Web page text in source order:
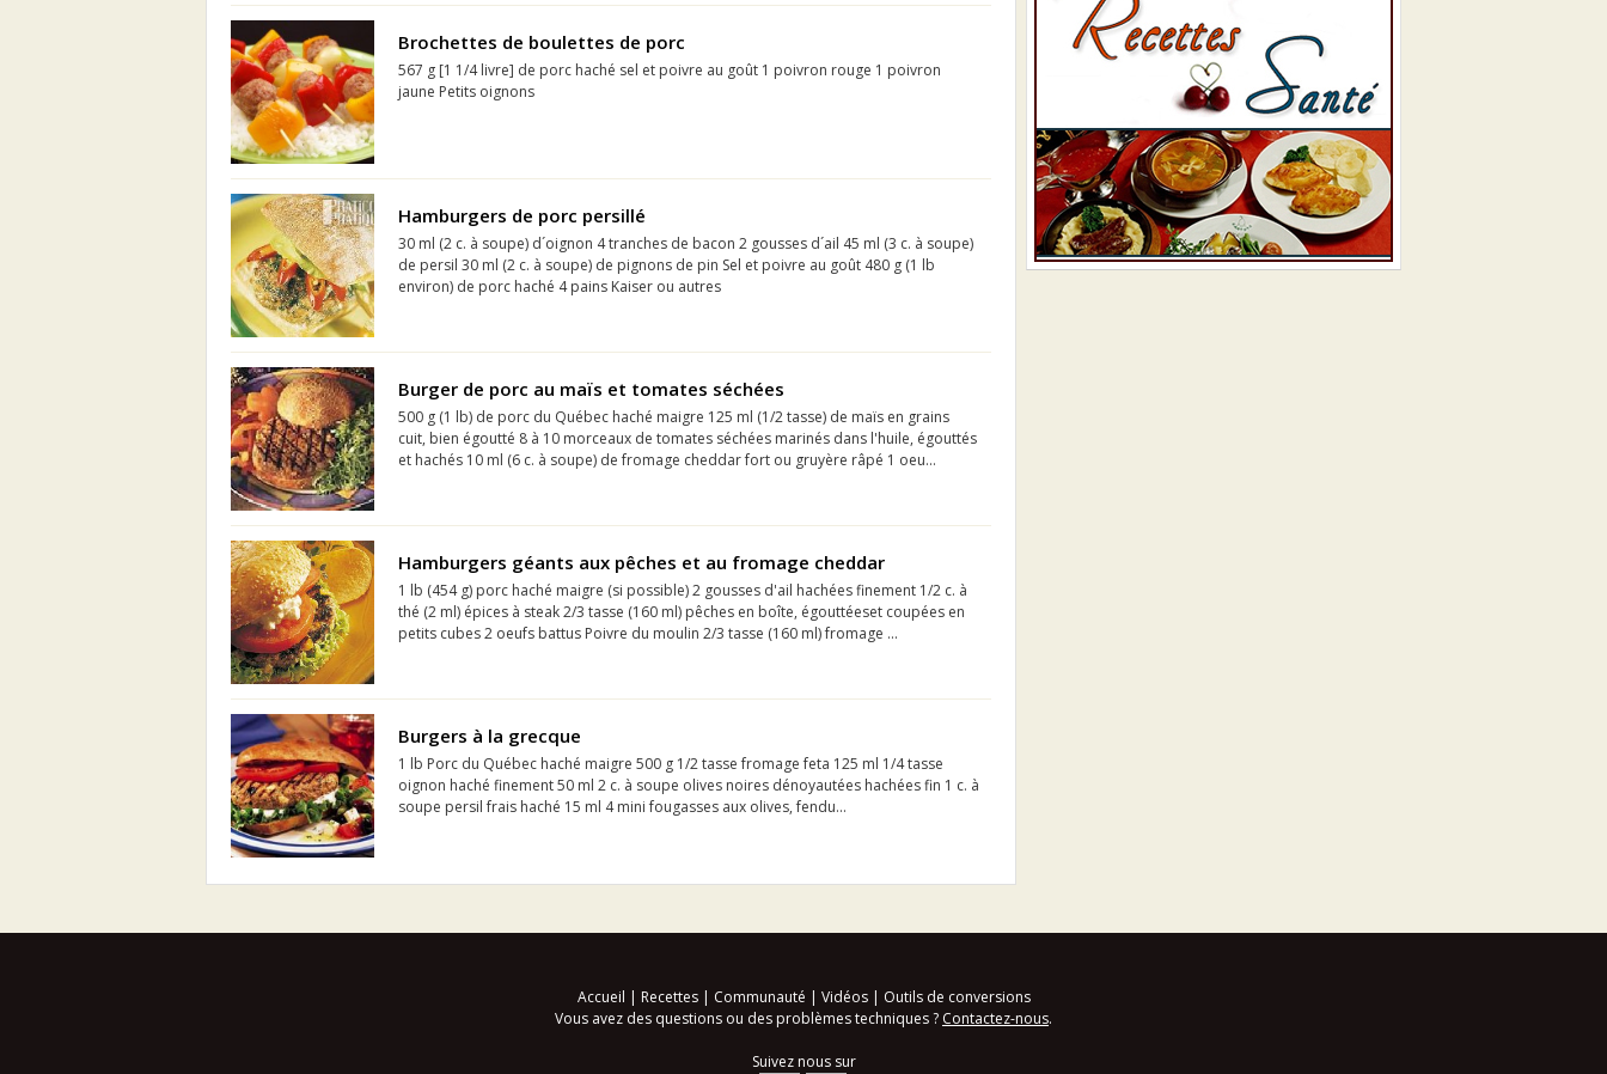
Brochettes de boulettes de porc
567 g [1 1/4 livre] de porc haché sel et poivre au goût 1 poivron rouge 1 poivron
jaune Petits oignons
Hamburgers de porc persillé
30 ml (2 c. à soupe) d´oignon 4 tranches de bacon 2 gousses d´ail 45 ml (3 c. à soupe)
de persil 30 ml (2 c. à soupe) de pignons de pin Sel et poivre au goût 480 g (1 lb
environ) de porc haché 4 pains Kaiser ou autres
Burger de porc au maïs et tomates séchées
500 g (1 lb) de porc du Québec haché maigre 125 ml (1/2 tasse) de maïs en grains
cuit, bien égoutté 8 à 10 morceaux de tomates séchées marinés dans l'huile, égouttés
et hachés 10 ml (6 c. à soupe) de fromage cheddar fort ou gruyère râpé 1 oeu...
Hamburgers géants aux pêches et au fromage cheddar
1 lb (454 g) porc haché maigre (si possible) 2 gousses d'ail hachées finement 1/2 c. à
thé (2 ml) épices à steak 2/3 tasse (160 ml) pêches en boîte, égouttéeset coupées en
petits cubes 2 oeufs battus Poivre du moulin 2/3 tasse (160 ml) fromage ...
Burgers à la grecque
1 lb Porc du Québec haché maigre 500 g 1/2 tasse fromage feta 125 ml 1/4 tasse
oignon haché finement 50 ml 2 c. à soupe olives noires dénoyautées hachées fin 1 c. à
soupe persil frais haché 15 ml 4 mini fougasses aux olives, fendu...
Accueil | Recettes| Communauté | Vidéos| Outils de conversions
Vous avez des questions ou des problèmes techniques ? Contactez-nous.
Suivez nous sur